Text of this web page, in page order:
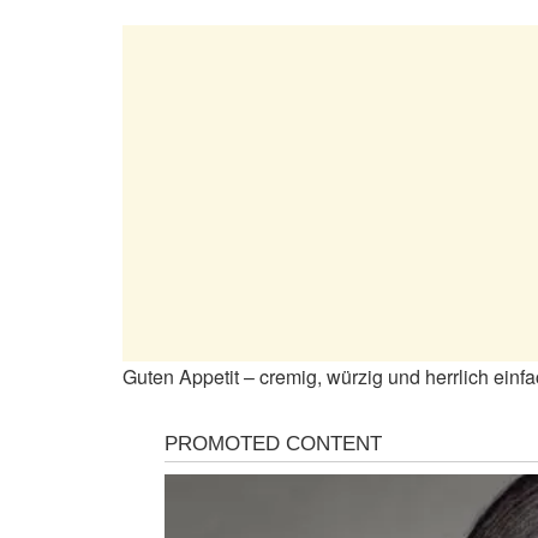
Guten Appetit – cremig, würzig und herrlich